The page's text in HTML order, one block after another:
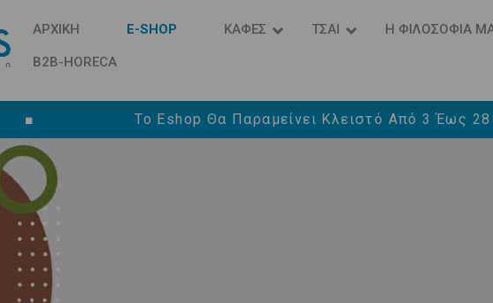
ΑΡΧΙΚΗ E-SHOP ΚΑΦΕΣ ΤΣΑΙ Η ΦΙΛΟΣΟΦΙΑ
B2B-HORECA
■ Το Eshop Θα Παραμείνει Κλειστό Από 3 Έως 28